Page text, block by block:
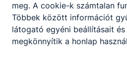
meg. A cookie-k számtalan
Többek között információt
látogató egyéni beállításait
megkönnyítik a honlap